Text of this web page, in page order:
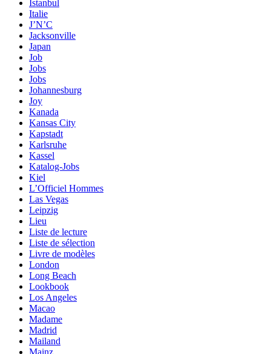
Istanbul
Italie
J’N’C
Jacksonville
Japan
Job
Jobs
Jobs
Johannesburg
Joy
Kanada
Kansas City
Kapstadt
Karlsruhe
Kassel
Katalog-Jobs
Kiel
L’Officiel Hommes
Las Vegas
Leipzig
Lieu
Liste de lecture
Liste de sélection
Livre de modèles
London
Long Beach
Lookbook
Los Angeles
Macao
Madame
Madrid
Mailand
Mainz